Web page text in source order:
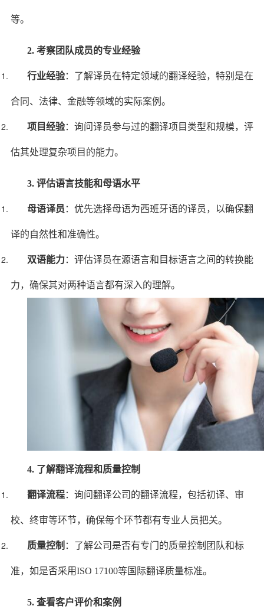
等。
2. 考察团队成员的专业经验
行业经验：了解译员在特定领域的翻译经验，特别是在
合同、法律、金融等领域的实际案例。
项目经验：询问译员参与过的翻译项目类型和规模，评
估其处理复杂项目的能力。
3. 评估语言技能和母语水平
母语译员 ：优先选择母语为西班牙语的译员，以确保翻
译的自然性和准确性。
双语能力：评估译员在源语言和目标语言之间的转换能
力，确保其对两种语言都有深入的理解。
4. 了解翻译流程和质量控制
翻译流程：询问翻译公司的翻译流程，包括初译、审
校、终审等环节，确保每个环节都有专业人员把关。
质量控制 ：了解公司是否有专门的质量控制团队和标
准，如是否采用ISO 17100等国际翻译质量标准。
5. 查看客户评价和案例